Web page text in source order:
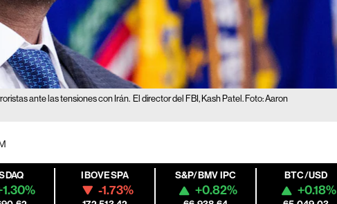
ante las tensiones con Irán. El director del FBI, Kash Patel. Foto: Aaron
IBOVESPA
-1.73%
S&P/BMV IPC
+0.82%
BTC/USD
+0.18%